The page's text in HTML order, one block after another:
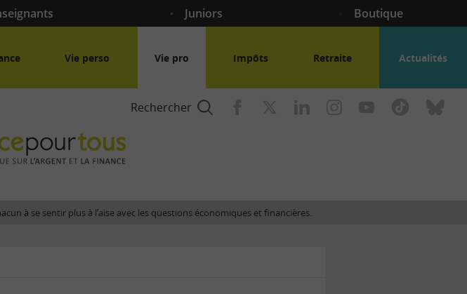
Juniors Boutique
Vie perso Vie pro Impôts Retraite Actualités
Rechercher
finance
site
à se sentir plus à l’aise avec les questions économiques et financières.